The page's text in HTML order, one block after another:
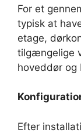
For et
typisk at
etage,
tilgængelige
hoveddør og
Efter